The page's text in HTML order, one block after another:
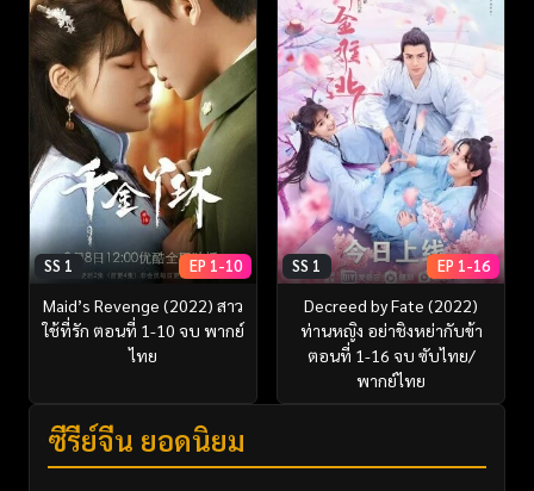
SS 1 EP 1-10
Maid’s Revenge (2022) สาว
ใช้ที่รัก ตอนที่ 1-10 จบ พากย์
ไทย
SS 1 EP 1-16
Decreed by Fate (2022)
ท่านหญิง อย่าชิงหย่ากับข้า
ตอนที่ 1-16 จบ ซับไทย/
พากย์ไทย
ซีรี่ย์จีน ยอดนิยม